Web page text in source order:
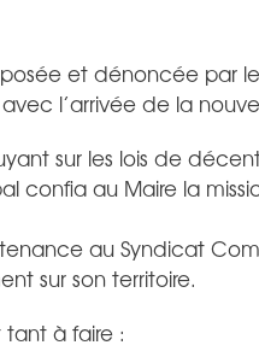
et dénoncée par
l’arrivée de la
sur les lois de
confia au Maire la
au Syndicat
sur son territoire.
tant à faire :